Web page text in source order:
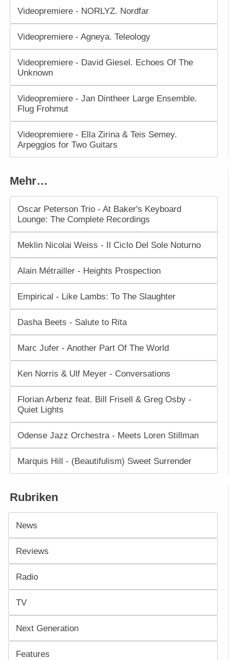
Videopremiere - NORLYZ. Nordfar
Videopremiere - Agneya. Teleology
Videopremiere - David Giesel. Echoes Of The
Unknown
Videopremiere - Jan Dintheer Large Ensemble.
Flug Frohmut
Videopremiere - Ella Zirina & Teis Semey.
Arpeggios for Two Guitars
Mehr…
Oscar Peterson Trio - At Baker's Keyboard
Lounge: The Complete Recordings
Meklin Nicolai Weiss - Il Ciclo Del Sole Noturno
Alain Métrailler - Heights Prospection
Empirical - Like Lambs: To The Slaughter
Dasha Beets - Salute to Rita
Marc Jufer - Another Part Of The World
Ken Norris & Ulf Meyer - Conversations
Florian Arbenz feat. Bill Frisell & Greg Osby -
Quiet Lights
Odense Jazz Orchestra - Meets Loren Stillman
Marquis Hill - (Beautifulism) Sweet Surrender
Rubriken
News
Reviews
Radio
TV
Next Generation
Features